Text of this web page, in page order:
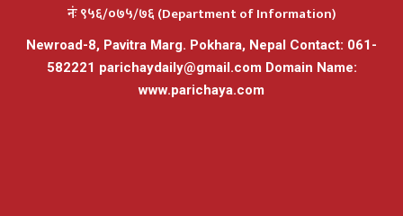
नंः ९५६/०७५/७६ (Department of Information)
Newroad-8, Pavitra Marg. Pokhara, Nepal Contact: 061-
582221 parichaydaily@gmail.comDomain Name:
www.parichaya.com